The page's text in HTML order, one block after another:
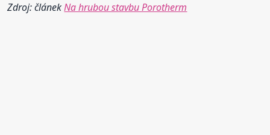
Zdroj: článekNa hrubou stavbu Porotherm